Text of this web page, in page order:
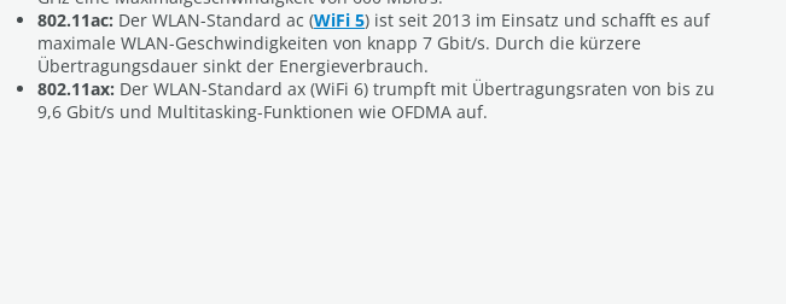
802.11ac: Der WLAN-Standard ac (WiFi 5) ist seit 2013 im Einsatz und schafft es auf
maximale WLAN-Geschwindigkeiten von knapp 7 Gbit/s. Durch die kürzere
Übertragungsdauer sinkt der Energieverbrauch.
802.11ax: Der WLAN-Standard ax (WiFi 6) trumpft mit Übertragungsraten von bis zu
9,6 Gbit/s und Multitasking-Funktionen wie OFDMA auf.